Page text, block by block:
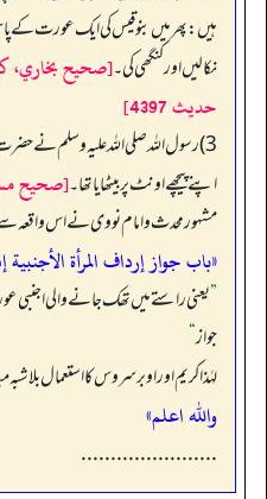
ہیں: پھر میں بنو قیس کی ایک عورت کے
نکالیں اور کنگھی کی۔[صحيح بخاري،
حديث 4397]
3) رسول اللہ صلی اللہ علیہ وسلم نے
اپنے پیچھے اونٹ پر بیٹھایا تھا۔[صحيح مسلم رقم
مشہور محدث و امام نووی نے اس واقعہ
«باب جواز إرداف المرأة
”یعنی راستے میں تھک جانے والی اجنبی
جواز“
لہٰذا کریم اور اوبر سروس کا استعمال
والله اعلم»
.......................